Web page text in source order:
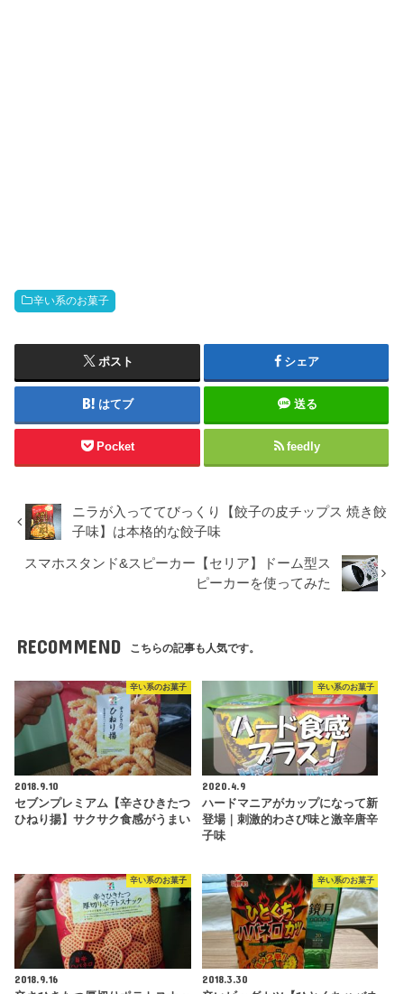
辛い系のお菓子
ポスト シェア
はてブ 送る
Pocket feedly
ニラが入っててびっくり【餃子の皮チップス 焼き餃
子味】は本格的な餃子味
スマホスタンド&スピーカー【セリア】ドーム型ス
ピーカーを使ってみた
RECOMMEND こちらの記事も人気です。
辛い系のお菓子
2018.9.10
セブンプレミアム【辛さひきたつ
ひねり揚】サクサク食感がうまい
辛い系のお菓子
2020.4.9
ハードマニアがカップになって新
登場｜刺激的わさび味と激辛唐辛
子味
辛い系のお菓子
2018.9.16
辛い系のお菓子
2018.3.30